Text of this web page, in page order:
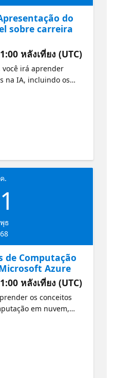
do
sobre carreira
หลังเที่ยง (UTC)
irá aprender
na IA, incluindo os
do curso. Além disso,
carreira em Data &
suas
seguir uma
sairá dessa aula
começar sua
e Guia de
Conceitos básicos da
.
ธ
de Computação
Azure
หลังเที่ยง (UTC)
os conceitos
em nuvem,
Microsoft Azure.
como serviços de
e os
em nuvem para
como a nuvem